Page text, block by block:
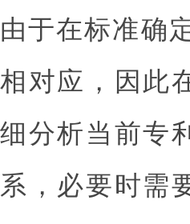
由于在标准确
相对应，因此
细分析当前专
系，必要时需